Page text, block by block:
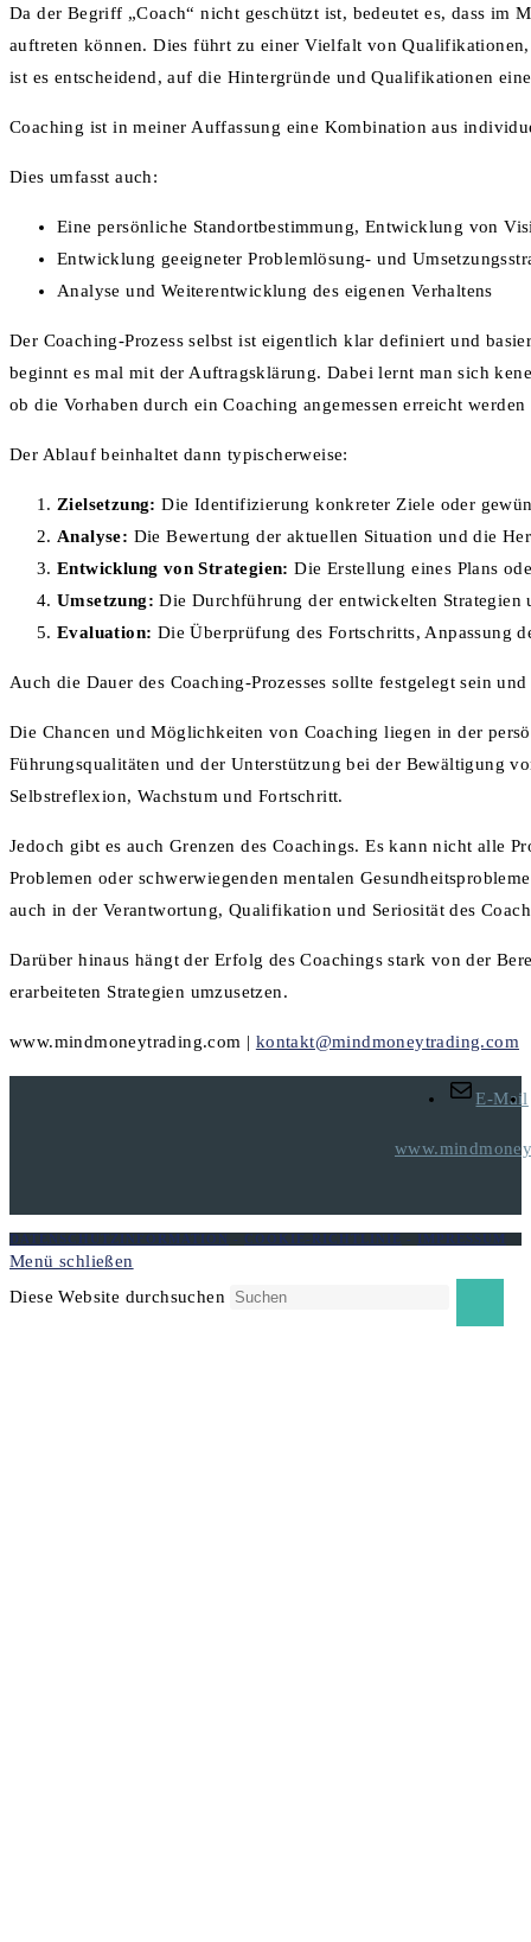
Da der Begriff „Coach“ nicht geschützt ist, bedeutet es, dass im
auftreten können. Dies führt zu einer Vielfalt von
ist es entscheidend, auf die Hintergründe und Qualifikationen
Coaching ist in meiner Auffassung eine Kombination aus
Dies umfasst auch:
Eine persönliche Standortbestimmung, Entwicklung von
Entwicklung geeigneter Problemlösung- und
Analyse und Weiterentwicklung des eigenen Verhaltens
Der Coaching-Prozess selbst ist eigentlich klar definiert und
beginnt es mal mit der Auftragsklärung. Dabei lernt man sich
ob die Vorhaben durch ein Coaching angemessen erreicht
Der Ablauf beinhaltet dann typischerweise:
Zielsetzung: Die Identifizierung konkreter Ziele oder
Analyse: Die Bewertung der aktuellen Situation und die
Entwicklung von Strategien: Die Erstellung eines Plans
Umsetzung: Die Durchführung der entwickelten
Evaluation: Die Überprüfung des Fortschritts, Anpassung
Auch die Dauer des Coaching-Prozesses sollte festgelegt sein
Die Chancen und Möglichkeiten von Coaching liegen in der
Führungsqualitäten und der Unterstützung bei der Bewältigung
Selbstreflexion, Wachstum und Fortschritt.
Jedoch gibt es auch Grenzen des Coachings. Es kann nicht alle
Problemen oder schwerwiegenden mentalen
auch in der Verantwortung, Qualifikation und Seriosität des
Darüber hinaus hängt der Erfolg des Coachings stark von der
erarbeiteten Strategien umzusetzen.
www.mindmoneytrading.com | kontakt@mindmoneytrading.com
E-Mail
DATENSCHUTZINFORMATION - COOKIE-RICHTLINIE - IMPRESSUM
Menü schließen
Diese Website durchsuchen